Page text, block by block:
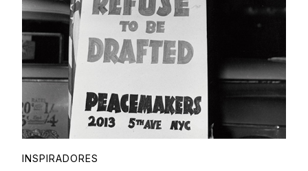
INSPIRADORES